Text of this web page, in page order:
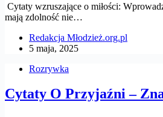
Cytaty wzruszające o miłości:
mają zdolność nie…
Redakcja Młodzież.org.pl
5 maja, 2025
Rozrywka
Cytaty O Przyjaźni –